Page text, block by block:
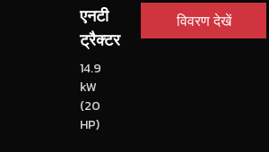
एनटी
ट्रैक्टर
14.9
kW
(20
HP)
विवरण देखें